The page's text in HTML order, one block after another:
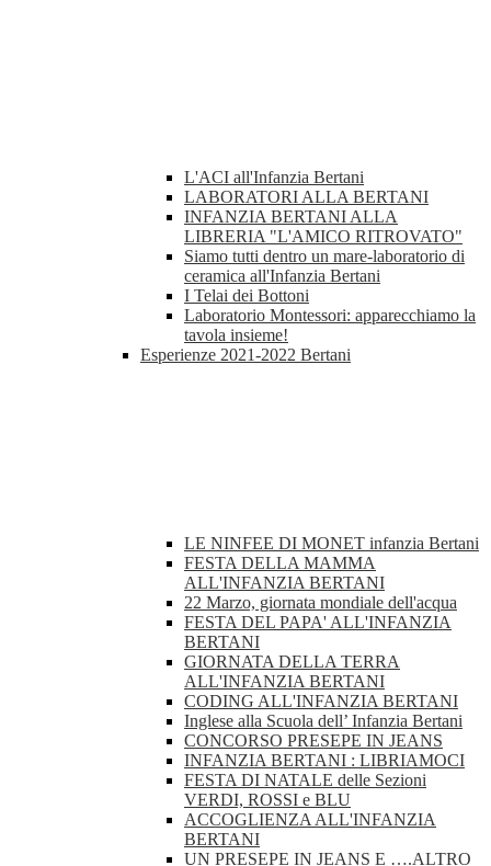
L'ACI all'Infanzia Bertani
LABORATORI ALLA BERTANI
INFANZIA BERTANI ALLA
LIBRERIA "L'AMICO RITROVATO"
Siamo tutti dentro un mare-laboratorio di
ceramica all'Infanzia Bertani
I Telai dei Bottoni
Laboratorio Montessori: apparecchiamo la
tavola insieme!
Esperienze 2021-2022 Bertani
LE NINFEE DI MONET infanzia Bertani
FESTA DELLA MAMMA
ALL'INFANZIA BERTANI
22 Marzo, giornata mondiale dell'acqua
FESTA DEL PAPA' ALL'INFANZIA
BERTANI
GIORNATA DELLA TERRA
ALL'INFANZIA BERTANI
CODING ALL'INFANZIA BERTANI
Inglese alla Scuola dell’ Infanzia Bertani
CONCORSO PRESEPE IN JEANS
INFANZIA BERTANI : LIBRIAMOCI
FESTA DI NATALE delle Sezioni
VERDI, ROSSI e BLU
ACCOGLIENZA ALL'INFANZIA
BERTANI
UN PRESEPE IN JEANS E ….ALTRO